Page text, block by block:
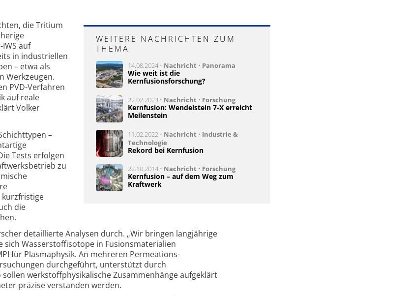
WEITERE NACHRICHTEN ZUM
THEMA
14.08.2024 • Nachricht • Panorama
Wie weit ist die
Kernfusionsforschung?
22.02.2023 • Nachricht • Forschung
Kernfusion: Wendelstein 7-X erreicht
Meilenstein
11.02.2022 • Nachricht • Industrie &
Technologie
Rekord bei Kernfusion
22.10.2014 • Nachricht • Forschung
Kernfusion – auf dem Weg zum
Kraftwerk
die Tritium
auf
in industriellen
– etwa als
Werkzeugen.
PVD-Verfahren
auf reale
Volker
–
Tests erfolgen
zu
kurzfristige
die
detaillierte Analysen durch. „Wir bringen langjährige
Wasserstoffisotope in Fusionsmaterialien
für Plasmaphysik. An mehreren Permeations-
durchgeführt, unterstützt durch
werkstoffphysikalische Zusammenhänge aufgeklärt
präzise verstanden werden.